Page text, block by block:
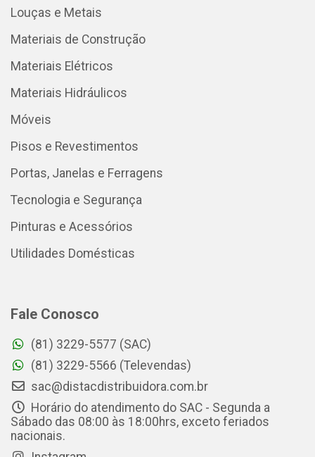
Louças e Metais
Materiais de Construção
Materiais Elétricos
Materiais Hidráulicos
Móveis
Pisos e Revestimentos
Portas, Janelas e Ferragens
Tecnologia e Segurança
Pinturas e Acessórios
Utilidades Domésticas
Fale Conosco
(81) 3229-5577 (SAC)
(81) 3229-5566 (Televendas)
sac@distacdistribuidora.com.br
Horário do atendimento do SAC - Segunda a
Sábado das 08:00 às 18:00hrs, exceto feriados
nacionais.